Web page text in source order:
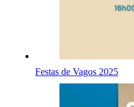
Festas de Vagos 2025